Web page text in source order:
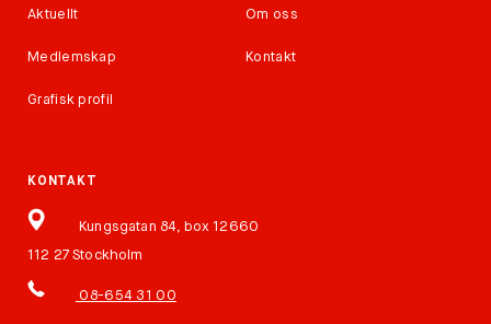
Aktuellt Om oss
Medlemskap Kontakt
Grafisk profil
KONTAKT
Kungsgatan 84, box 12660
112 27 Stockholm
08-654 31 00